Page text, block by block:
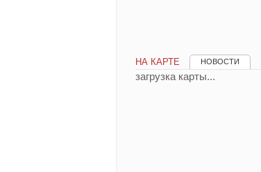
НА КАРТЕ НОВОСТИ
загрузка карты...